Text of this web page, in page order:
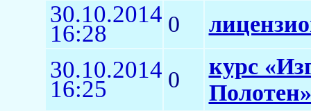
30.10.2014
16:28 0
30.10.2014
16:25 0
курс